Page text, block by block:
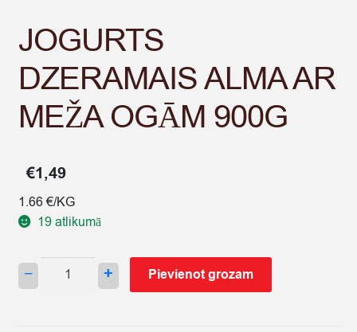
JOGURTS
DZERAMAIS ALMA AR
MEŽA OGĀM 900G
€1,49
1.66 €/KG
19 atlikumā
−
JOGURTS
DZERAMAIS
+ Pievienot grozam